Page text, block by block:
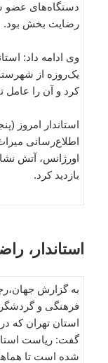
دستگاه‌های عضو
رضایت بخش بود.
وی ادامه داد:
یک‌روزه از
کرد و آن را عامل
اطلاع‌رسانی
اورژانس، آتش
بازدید کرد.
استاندار،
به گزارش
فرهنگی و
استان تهران که
گفت: ریاست
شده است تا